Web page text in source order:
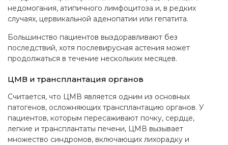
недомогания, атипичного лимфоцитоза и, в редких
случаях, цервикальной аденопатии или гепатита.
Большинство пациентов выздоравливают без
последствий, хотя послевирусная астения может
продолжаться в течение нескольких месяцев.
ЦМВ и трансплантация органов
Считается, что ЦМВ является одним из основных
патогенов, осложняющих трансплантацию органов. У
пациентов, которым пересаживают почку, сердце,
легкие и трансплантаты печени, ЦМВ вызывает
множество синдромов, включающих лихорадку и